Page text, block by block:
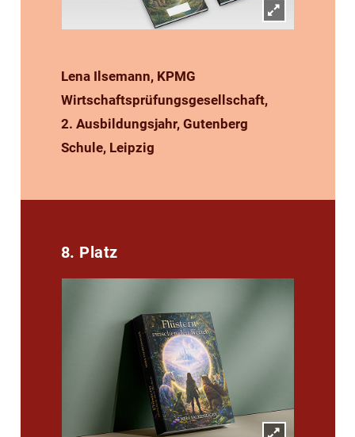
Lena Ilsemann, KPMG
Wirtschaftsprüfungsgesellschaft,
2. Ausbildungsjahr, Gutenberg
Schule, Leipzig
8. Platz